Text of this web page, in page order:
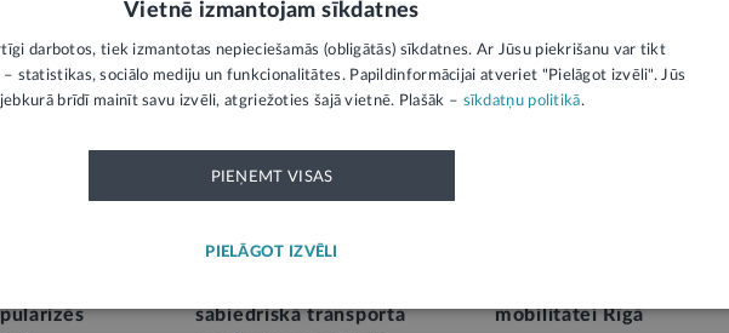
pie slimnīcas
uzlabot vilcienu
sabiedriskā transporta
mobilitātei Rīgā
Vietnē izmantojam sīkdatnes
darbotos, tiek izmantotas nepieciešamās (obligātās) sīkdatnes. Ar Jūsu piekrišanu var tikt
statistikas, sociālo mediju un funkcionalitātes. Papildinformācijai atveriet "Pielāgot izvēli". Jūs
brīdī mainīt savu izvēli, atgriežoties šajā vietnē. Plašāk – sīkdatņu politikā.
PIEŅEMT VISAS
PIELĀGOT IZVĒLI